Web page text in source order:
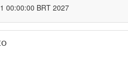
00:00:00 BRT 2027